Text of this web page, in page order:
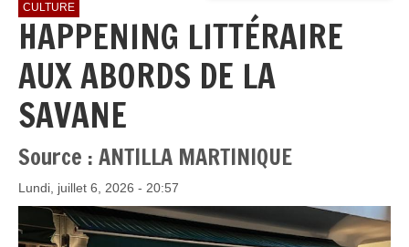
CULTURE
HAPPENING LITTÉRAIRE
AUX ABORDS DE LA
SAVANE
Source : ANTILLA MARTINIQUE
Lundi, juillet 6, 2026 - 20:57